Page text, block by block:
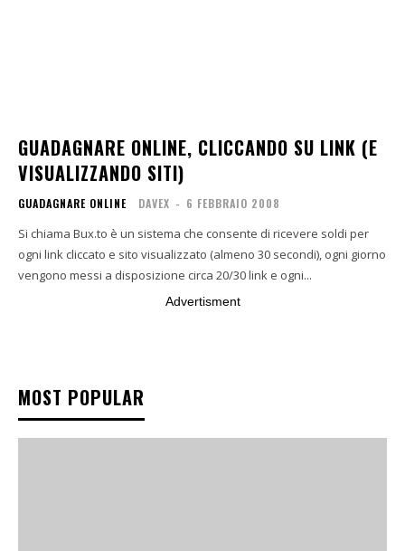
GUADAGNARE ONLINE, CLICCANDO SU LINK (E
VISUALIZZANDO SITI)
GUADAGNARE ONLINE DAVEX - 6 FEBBRAIO 2008
Si chiama Bux.to è un sistema che consente di ricevere soldi per
ogni link cliccato e sito visualizzato (almeno 30 secondi), ogni giorno
vengono messi a disposizione circa 20/30 link e ogni...
Advertisment
MOST POPULAR